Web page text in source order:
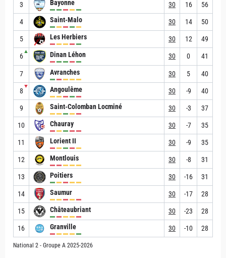
3 Bayonne 30 16 56
4 Saint-Malo 30 14 50
5 Les Herbiers 30 12 49
6
▲ Dinan Léhon 30 0 41
7 Avranches 30 5 40
8
▼ Angoulême 30 -9 40
9 Saint-Colomban Locminé 30 -3 37
10 Chauray 30 -7 35
11 Lorient II 30 -9 35
12 Montlouis 30 -8 31
13 Poitiers 30 -16 31
14 Saumur 30 -17 28
15 Châteaubriant 30 -23 28
16 Granville 30 -10 28
National 2 - Groupe A 2025-2026